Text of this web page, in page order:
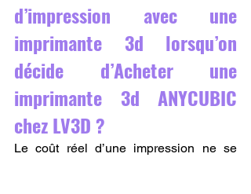
d’impression avec une
imprimante 3d lorsqu’on
décide d’Acheter une
imprimante 3d ANYCUBIC
chez LV3D ?
Le coût réel d’une impression ne se